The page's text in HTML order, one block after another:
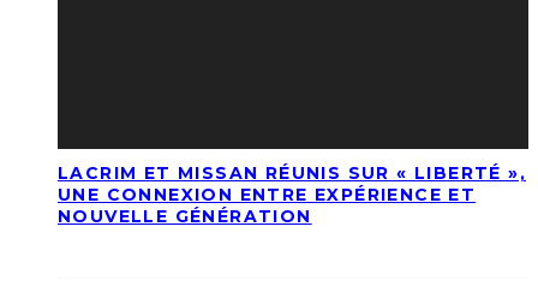
LACRIM ET MISSAN RÉUNIS SUR « LIBERTÉ »,
UNE CONNEXION ENTRE EXPÉRIENCE ET
NOUVELLE GÉNÉRATION